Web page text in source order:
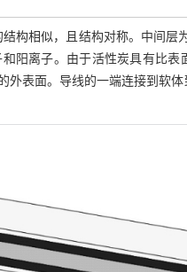
构相似，且结构对称。中间层
阳离子。由于活性炭具有比
表面。导线的一端连接到软